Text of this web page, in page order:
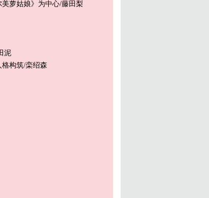
萝姑娘》为中心/藤田梨
泥
构筑/栾绍森